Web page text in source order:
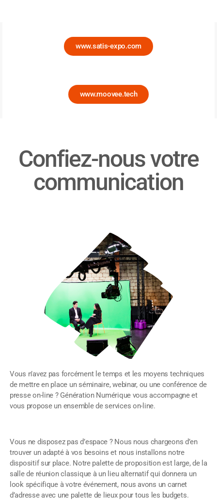
www.satis-expo.com
www.moovee.tech
Confiez-nous votre
communication
Vous n’avez pas forcément le temps et les moyens techniques
de mettre en place un séminaire, webinar, ou une conférence de
presse on-line ? Génération Numérique vous accompagne et
vous propose un ensemble de services on-line.
Vous ne disposez pas d’espace ? Nous nous chargeons d’en
trouver un adapté à vos besoins et nous installons notre
dispositif sur place. Notre palette de proposition est large, de la
salle de réunion classique à un lieu alternatif qui donnera un
look spécifique à votre événement, nous avons un carnet
d’adresse avec une palette de lieux pour tous les budgets.